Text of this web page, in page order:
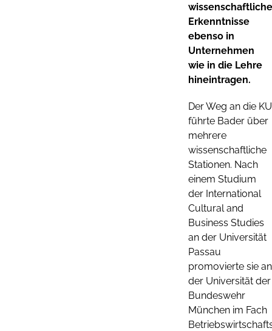
wissenschaftliche
Erkenntnisse
ebenso in
Unternehmen
wie in die Lehre
hineintragen.
Der Weg an die KU
führte Bader über
mehrere
wissenschaftliche
Stationen. Nach
einem Studium
der International
Cultural and
Business Studies
an der Universität
Passau
promovierte sie an
der Universität der
Bundeswehr
München im Fach